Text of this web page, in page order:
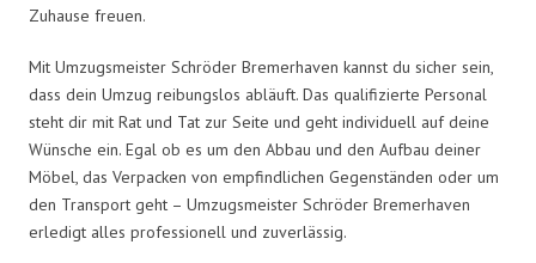
Zuhause freuen.
Mit Umzugsmeister Schröder Bremerhaven kannst du sicher sein,
dass dein Umzug reibungslos abläuft. Das qualifizierte Personal
steht dir mit Rat und Tat zur Seite und geht individuell auf deine
Wünsche ein. Egal ob es um den Abbau und den Aufbau deiner
Möbel, das Verpacken von empfindlichen Gegenständen oder um
den Transport geht – Umzugsmeister Schröder Bremerhaven
erledigt alles professionell und zuverlässig.